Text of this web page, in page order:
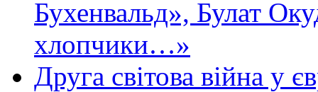
Бухенвальд», Булат
хлопчики…»
Друга світова війна у